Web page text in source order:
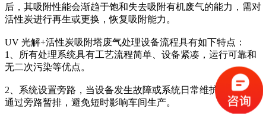
后，其吸附性能会渐趋于饱和失去吸附有机废气的能力，需对
活性炭进行再生或更换，恢复吸附能力。
UV 光解+活性炭吸附塔废气处理设备流程具有如下特点：
1、所有处理系统具有工艺流程简单、设备紧凑，运行可靠和
无二次污染等优点。
2、系统设置旁路，当设备发生故障或系统日常维护时废气可
通过旁路暂排，避免短时影响车间生产。